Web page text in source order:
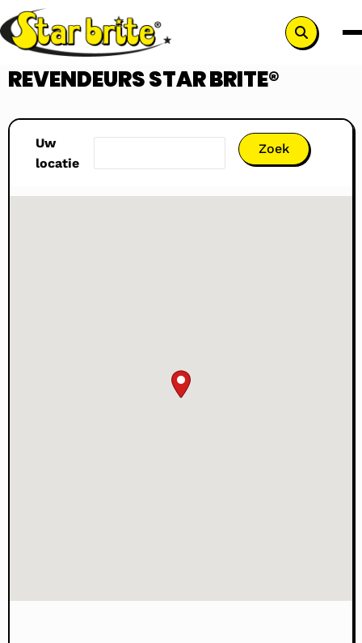
Search
button
REVENDEURS STAR BRITE®
Uw
locatie